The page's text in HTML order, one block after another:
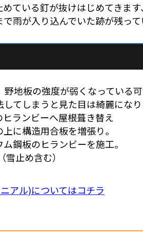
ている釘が抜けはじめてきます
雨が入り込んでいた跡が残って
地板の強度が弱くなっている
てしまうと見た目は綺麗にな
に構造用合板を増張り。
鋼板のヒランビーを施工。
止め含む）
アル)についてはコチラ